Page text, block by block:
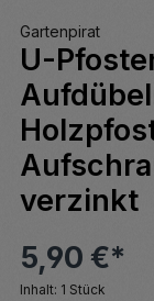
Gartenpirat
U-
verzinkt
5,90 €*
Inhalt: 1 Stück